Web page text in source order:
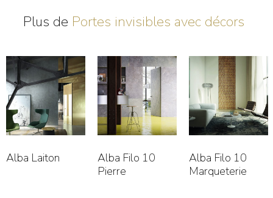
Plus de Portes invisibles avec décors
Alba Laiton
Alba Filo 10
Pierre
Alba Filo 10
Marqueterie